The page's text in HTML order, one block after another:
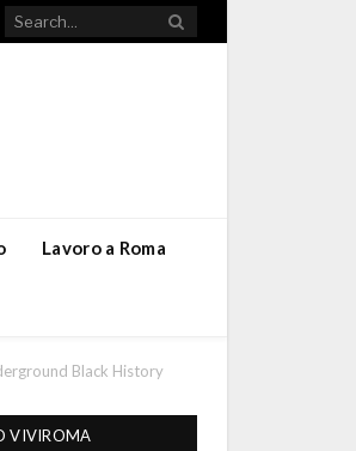
Lavoro a Roma
Black History
VIVIROMA